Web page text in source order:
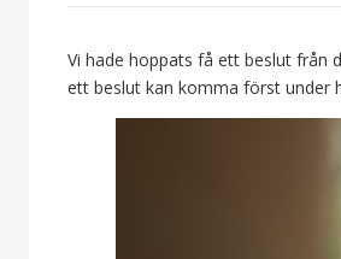
Vi hade hoppats få ett beslut från
ett beslut kan komma först under